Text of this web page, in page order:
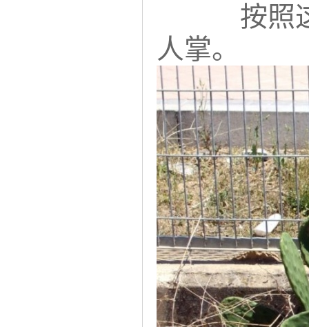
按照
人掌。